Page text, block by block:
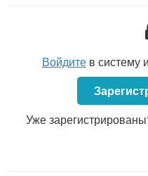
их результативности,
мероприятий по
(абз. 10 ч. 2ст. 17 Закона
Войдитев систему
Уже